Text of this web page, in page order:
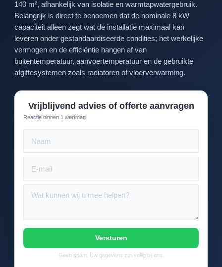
140 m², afhankelijk van isolatie en warmtapwatergebruik.
Belangrijk is direct te benoemen dat de nominale 8 kW
capaciteit alleen zegt wat de installatie maximaal kan
leveren onder gestandaardiseerde condities; het werkelijke
vermogen en de efficiëntie hangen af van
buitentemperatuur, aanvoertemperatuur en de gebruikte
afgiftesystemen zoals radiatoren of vloerverwarming.
Vrijblijvend advies of offerte aanvragen
Reactie binnen 1 werkdag
Versturen
Geen spam. Uw gegevens zijn veilig bij ons.